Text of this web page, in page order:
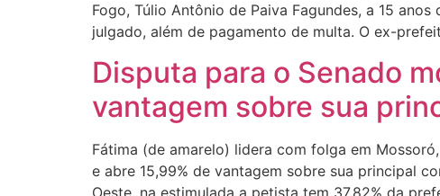
Fogo, Túlio Antônio de Paiva Fagundes, a 15
julgado, além de pagamento de multa. O ex-
Disputa para o Senado
vantagem sobre sua
Fátima (de amarelo) lidera com folga em
e abre 15,99% de vantagem sobre sua principal
Oeste, na estimulada a petista tem 37,82% da